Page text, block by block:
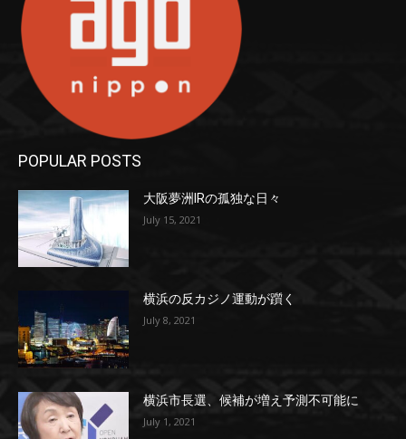
POPULAR POSTS
大阪夢洲IRの孤独な日々
July 15, 2021
横浜の反カジノ運動が躓く
July 8, 2021
横浜市長選、候補が増え予測不可能に
July 1, 2021